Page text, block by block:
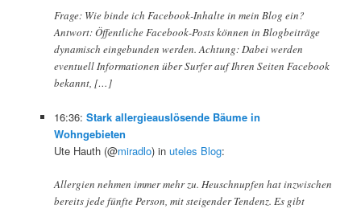
Frage: Wie binde ich Facebook-Inhalte in mein Blog ein?
Antwort: Öffentliche Facebook-Posts können in Blogbeiträge
dynamisch eingebunden werden. Achtung: Dabei werden
eventuell Informationen über Surfer auf Ihren Seiten Facebook
bekannt, […]
16:36: Stark allergieauslösende Bäume in
Wohngebieten
Ute Hauth (@miradlo) in uteles Blog:
Allergien nehmen immer mehr zu. Heuschnupfen hat inzwischen
bereits jede fünfte Person, mit steigender Tendenz. Es gibt